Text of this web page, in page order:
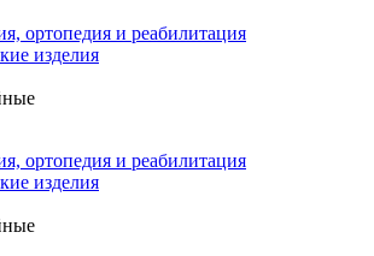
ортопедия и реабилитация
изделия
ортопедия и реабилитация
изделия